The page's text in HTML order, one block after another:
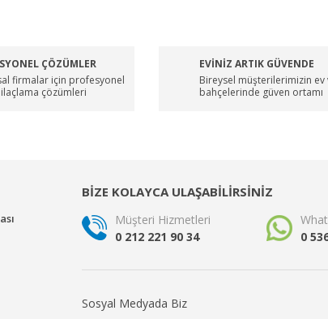
ÇÖZÜMLER
firmalar için profesyonel
çözümleri
EVİNİZ ARTIK GÜVENDE
Bireysel müşterilerimizin ev
bahçelerinde güven ortamı
BİZE KOLAYCA ULAŞABİLİRSİNİZ
Müşteri Hizmetleri
0 212 221 90 34
0
Sosyal Medyada Biz